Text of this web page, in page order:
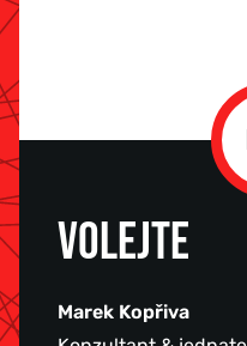
VOLEJTE
Marek Kopřiva